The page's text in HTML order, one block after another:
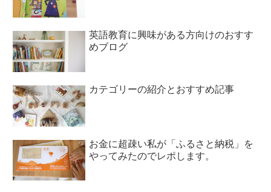
英語教育に興味がある方向けのおすす
めブログ
カテゴリーの紹介とおすすめ記事
お金に超疎い私が「ふるさと納税」を
やってみたのでレポします。